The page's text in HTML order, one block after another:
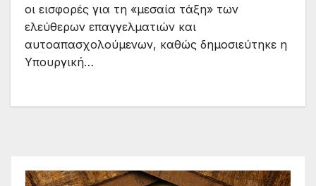
οι εισφορές για τη «μεσαία τάξη» των
ελεύθερων επαγγελματιών και
αυτοαπασχολούμενων, καθώς δημοσιεύτηκε η
Υπουργική…